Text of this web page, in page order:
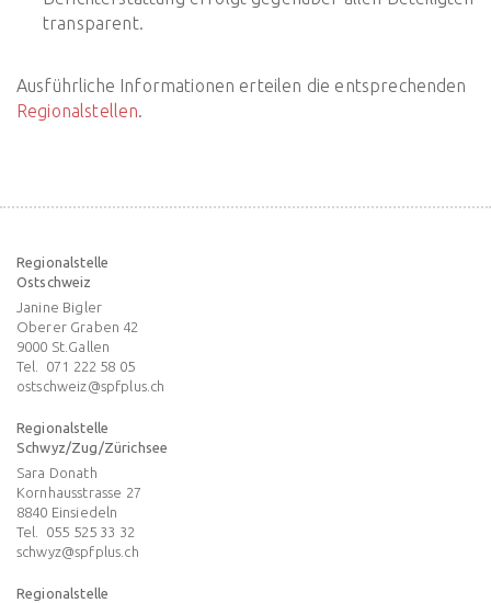
transparent.
Ausführliche Informationen erteilen die entsprechenden
Regionalstellen
Regionalstelle
Ostschweiz
Janine Bigler
Oberer Graben 42
9000 St.Gallen
Tel.
071 222 58 05
ostschweiz@spfplus.ch
Regionalstelle
Schwyz/Zug/Zürichsee
Sara Donath
Kornhausstrasse 27
8840 Einsiedeln
Tel.
055 525 33 32
schwyz@spfplus.ch
Regionalstelle